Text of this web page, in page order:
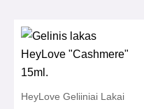
HeyLove Geliiniai Lakai